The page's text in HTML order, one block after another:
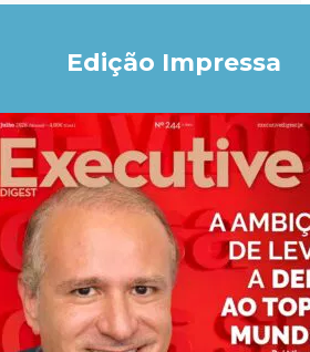
Edição Impressa